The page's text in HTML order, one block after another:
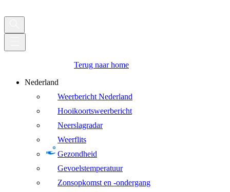
Terug naar home
Nederland
Weerbericht Nederland
Hooikoortsweerbericht
Neerslagradar
Weerflits
Gezondheid
Gevoelstemperatuur
Zonsopkomst en -ondergang